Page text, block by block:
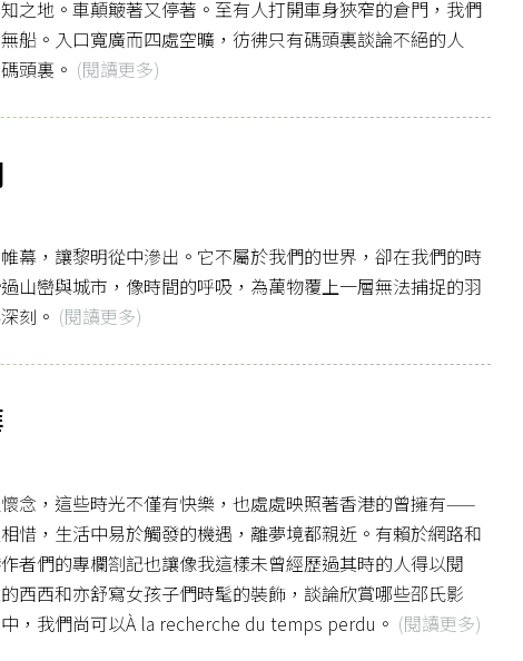
之地。車顛簸著又停著。至有人打開車身狹窄的倉門，我們
船。入口寬廣而四處空曠，彷彿只有碼頭裏談論不絕的人
頭裏。 (閱讀更多)
幕，讓黎明從中滲出。它不屬於我們的世界，卻在我們的時
山巒與城市，像時間的呼吸，為萬物覆上一層無法捕捉的羽
刻。 (閱讀更多)
念，這些時光不僅有快樂，也處處映照著香港的曾擁有——
惜，生活中易於觸發的機遇，離夢境都親近。有賴於網路和
者們的專欄劄記也讓像我這樣未曾經歷過其時的人得以閱
西西和亦舒寫女孩子們時髦的裝飾，談論欣賞哪些邵氏影
，我們尚可以À la recherche du temps perdu。 (閱讀更多)